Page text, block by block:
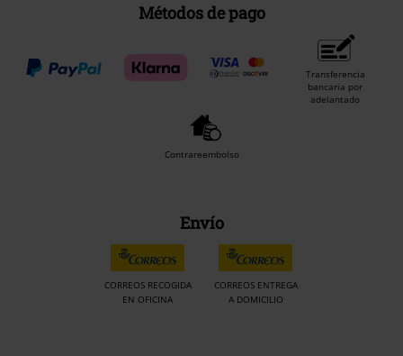
Métodos de pago
Transferencia
bancaria por
adelantado
Contrareembolso
Envío
CORREOS RECOGIDA
EN OFICINA
CORREOS ENTREGA
A DOMICILIO